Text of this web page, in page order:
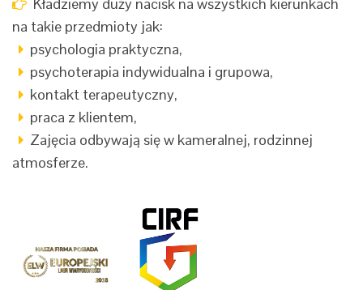
na takie przedmioty jak:
psychologia praktyczna,
psychoterapia indywidualna i grupowa,
kontakt terapeutyczny,
praca z klientem,
Zajęcia odbywają się w kameralnej, rodzinnej
atmosferze.